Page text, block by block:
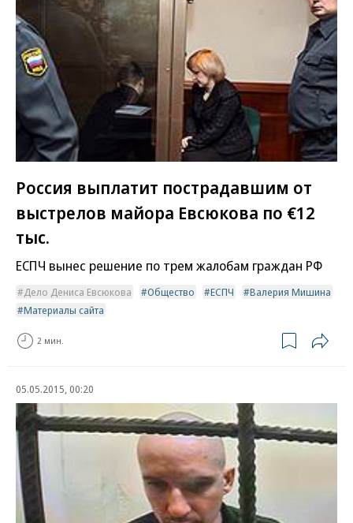
Россия выплатит пострадавшим от
выстрелов майора Евсюкова по €12
тыс.
ЕСПЧ вынес решение по трем жалобам граждан РФ
Дело Дениса Евсюкова Общество ЕСПЧ
Валерия Мишина
Материалы сайта
2 мин.
05.05.2015, 00:20